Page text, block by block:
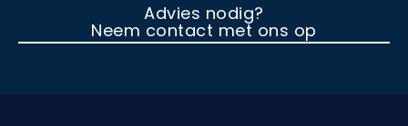
Advies nodig?
Neem contact met ons op